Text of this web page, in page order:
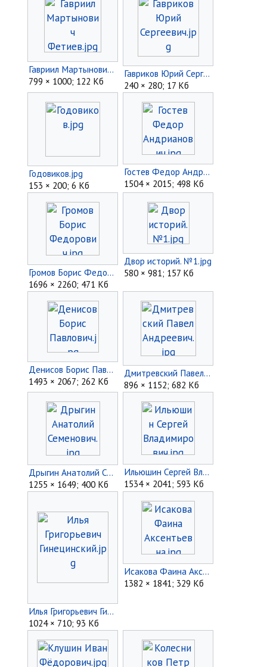
Гавриил Мартынович Фетиев.jpg
799 × 1000; 122 Кб
Гавриков Юрий Сергеевич.jpg
240 × 280; 17 Кб
Годовиков.jpg
153 × 200; 6 Кб
Гостев Федор Андрианович.jpg
1504 × 2015; 498 Кб
Громов Борис Федорович.jpg
1696 × 2260; 471 Кб
Двор историй. №1.jpg
580 × 981; 157 Кб
Денисов Борис Павлович.jpg
1493 × 2067; 262 Кб
Дмитревский Павел Андреевич.jpg
896 × 1152; 682 Кб
Дрыгин Анатолий Семенович.jpg
1255 × 1649; 400 Кб
Ильюшин Сергей Владимирович.jpg
1534 × 2041; 593 Кб
Илья Григорьевич Гинецинский.jpg
1024 × 710; 93 Кб
Исакова Фаина Аксентьевна.jpg
1382 × 1841; 329 Кб